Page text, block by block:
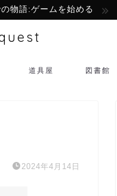
物語:ゲームを始める
道具屋 図書館
2024年4月14日